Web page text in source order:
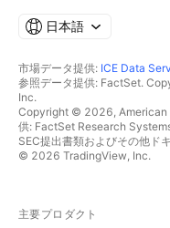
日本語
市場データ提供: ICE Data
参照データ提供: FactSet.
Inc.
Copyright © 2026, American
供: FactSet Research
SEC提出書類およびその他ド
© 2026 TradingView, Inc.
主要プロダクト